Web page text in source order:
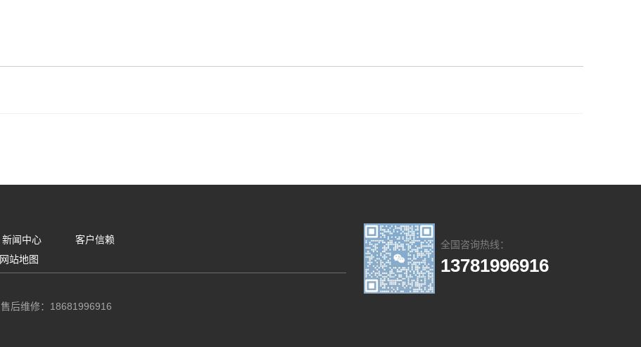
新闻中心
客户信赖
网站地图
售后维修：18681996916
全国咨询热线：
13781996916